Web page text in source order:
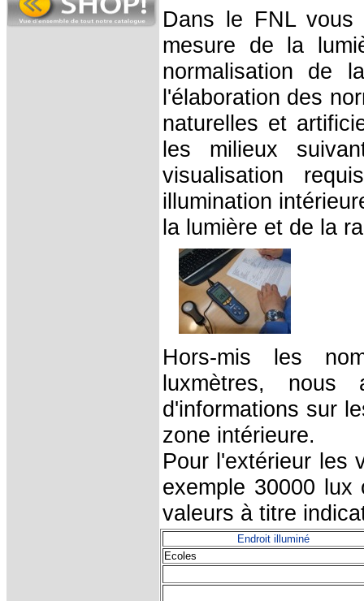
Dans le FNL vous
mesure de la
normalisation de
l'élaboration des
naturelles et
les milieux
visualisation
illumination
la lumière et de la
Hors-mis les
luxmètres,
d'informations sur
zone intérieure.
Pour l'extérieur les
exemple 30000
valeurs à titre
Endroit illuminé
Ecoles